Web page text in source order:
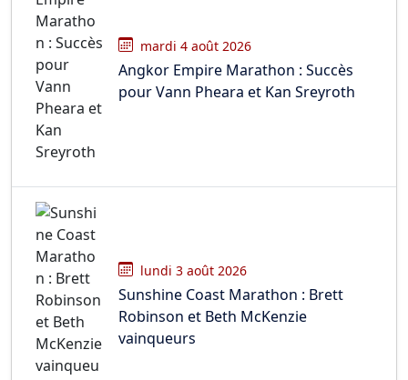
mardi 4 août 2026
Angkor Empire Marathon : Succès
pour Vann Pheara et Kan Sreyroth
lundi 3 août 2026
Sunshine Coast Marathon : Brett
Robinson et Beth McKenzie
vainqueurs